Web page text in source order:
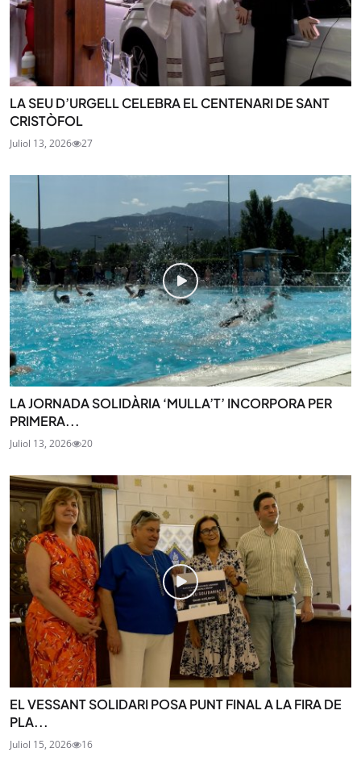
LA SEU D’URGELL CELEBRA EL CENTENARI DE SANT
CRISTÒFOL
Juliol 13, 2026 27
LA JORNADA SOLIDÀRIA ‘MULLA’T’ INCORPORA PER
PRIMERA...
Juliol 13, 2026 20
EL VESSANT SOLIDARI POSA PUNT FINAL A LA FIRA DE
PLA...
Juliol 15, 2026 16